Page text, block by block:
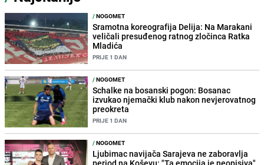
/NOGOMET
Sramotna koreografija Delija: Na Marakani
veličali presuđenog ratnog zločinca Ratka
Mladića
PRIJE 1 DAN
/NOGOMET
Schalke na bosanski pogon: Bosanac
izvukao njemački klub nakon nevjerovatnog
preokreta
PRIJE 1 DAN
/NOGOMET
Ljubimac navijača Sarajeva ne zaboravlja